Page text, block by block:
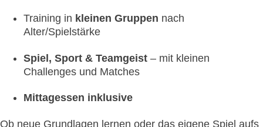
Training in kleinen Gruppen nach
Alter/Spielstärke
Spiel, Sport & Teamgeist – mit kleinen
Challenges und Matches
Mittagessen inklusive
Ob neue Grundlagen lernen oder das eigene Spiel aufs